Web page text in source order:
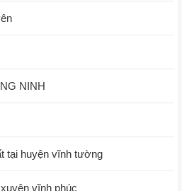
NINH
tại huyện vĩnh tường
vĩnh phúc